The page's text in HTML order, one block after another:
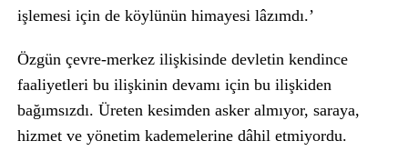
işlemesi için de köylünün himayesi lâzımdı.’
Özgün çevre-merkez ilişkisinde devletin kendince
faaliyetleri bu ilişkinin devamı için bu ilişkiden
bağımsızdı. Üreten kesimden asker almıyor, saraya,
hizmet ve yönetim kademelerine dâhil etmiyordu.